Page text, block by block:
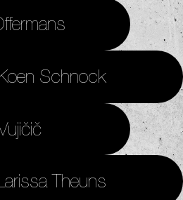
Schnock
Theuns